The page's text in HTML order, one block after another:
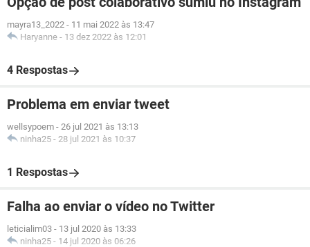
mayra13_2022 - 11 mai 2022 às 13:47
Haryanne - 13 dez 2022 às 12:01
4 Respostas
Problema em enviar tweet
wellsypoem - 26 jul 2021 às 13:13
ninha25 - 28 jul 2021 às 10:37
1 Respostas
Falha ao enviar o vídeo no Twitter
leticialim03 - 13 jul 2020 às 13:33
ninha25 - 14 jul 2020 às 06:26